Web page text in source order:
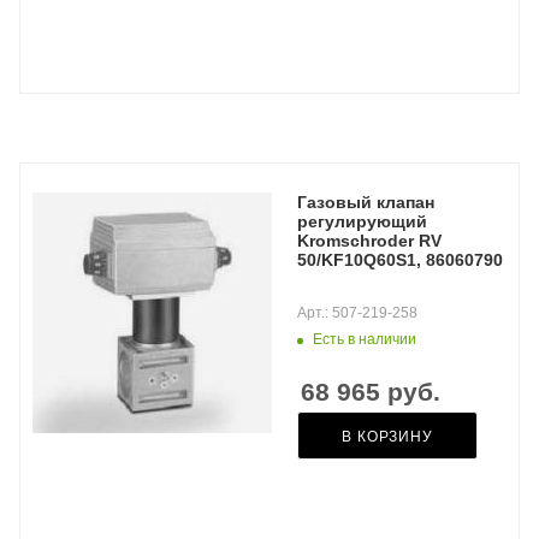
Газовый клапан
регулирующий
Kromschroder RV
50/KF10Q60S1, 86060790
Есть в наличии
Арт.: 507-219-258
68 965 руб.
В КОРЗИНУ